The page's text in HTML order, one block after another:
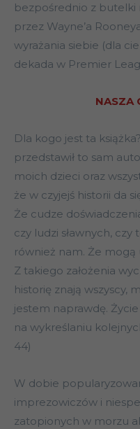
bezpośrednio z butelki
przez Wayne’a
wyrażania siebie (dla
dekada w Premier
NASZA
Dla kogo jest ta
przedstawił to sam
moich dzieci oraz
że w czyjejś historii da
Że cudze
czy ludzi sławnych,
również nam. Że mogą
Z takiego założenia
historię znają wszyscy,
jestem naprawdę.
na wykreślaniu
44)
W dobie
imprezowiczów i
zatopionych w morzu